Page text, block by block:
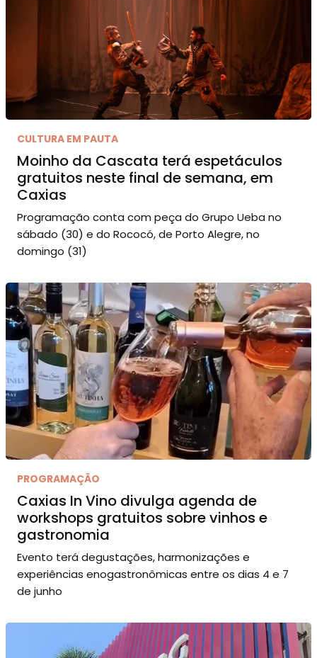
CULTURA EM PAUTA
Moinho da Cascata terá espetáculos
gratuitos neste final de semana, em
Caxias
Programação conta com peça do Grupo Ueba no
sábado (30) e do Rococó, de Porto Alegre, no
domingo (31)
PROGRAMAÇÃO
Caxias In Vino divulga agenda de
workshops gratuitos sobre vinhos e
gastronomia
Evento terá degustações, harmonizações e
experiências enogastronômicas entre os dias 4 e 7
de junho